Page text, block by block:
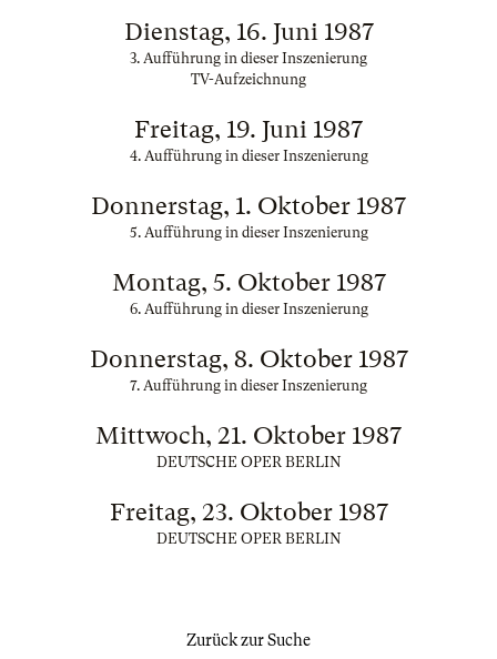
Dienstag, 16. Juni 1987
3. Aufführung in dieser Inszenierung
TV-Aufzeichnung
Freitag, 19. Juni 1987
4. Aufführung in dieser Inszenierung
Donnerstag, 1. Oktober 1987
5. Aufführung in dieser Inszenierung
Montag, 5. Oktober 1987
6. Aufführung in dieser Inszenierung
Donnerstag, 8. Oktober 1987
7. Aufführung in dieser Inszenierung
Mittwoch, 21. Oktober 1987
DEUTSCHE OPER BERLIN
Freitag, 23. Oktober 1987
DEUTSCHE OPER BERLIN
Zurück zur Suche